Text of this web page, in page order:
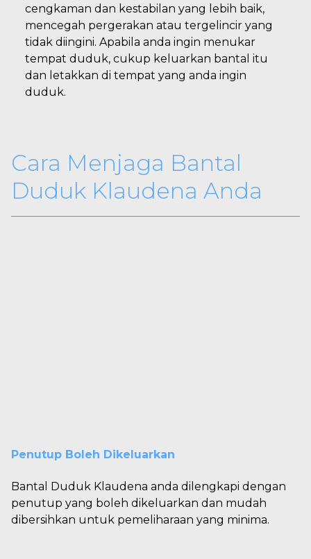
cengkaman dan kestabilan yang lebih baik,
mencegah pergerakan atau tergelincir yang
tidak diingini. Apabila anda ingin menukar
tempat duduk, cukup keluarkan bantal itu
dan letakkan di tempat yang anda ingin
duduk.
Cara Menjaga Bantal
Duduk Klaudena Anda
Penutup Boleh Dikeluarkan
Bantal Duduk Klaudena anda dilengkapi dengan
penutup yang boleh dikeluarkan dan mudah
dibersihkan untuk pemeliharaan yang minima.